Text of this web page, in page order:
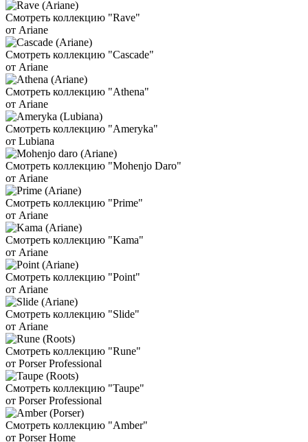
Смотреть коллекцию "Rave"
от Ariane
Смотреть коллекцию "Cascade"
от Ariane
Смотреть коллекцию "Athena"
от Ariane
Смотреть коллекцию "Ameryka"
от Lubiana
Смотреть коллекцию "Mohenjo Daro"
от Ariane
Смотреть коллекцию "Prime"
от Ariane
Смотреть коллекцию "Kama"
от Ariane
Смотреть коллекцию "Point"
от Ariane
Смотреть коллекцию "Slide"
от Ariane
Смотреть коллекцию "Rune"
от Porser Professional
Смотреть коллекцию "Taupe"
от Porser Professional
Смотреть коллекцию "Amber"
от Porser Home